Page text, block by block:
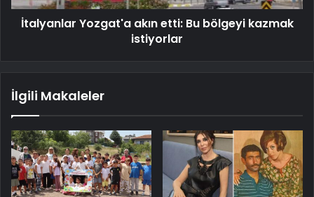
İtalyanlar Yozgat'a akın etti: Bu bölgeyi kazmak
istiyorlar
İlgili Makaleler